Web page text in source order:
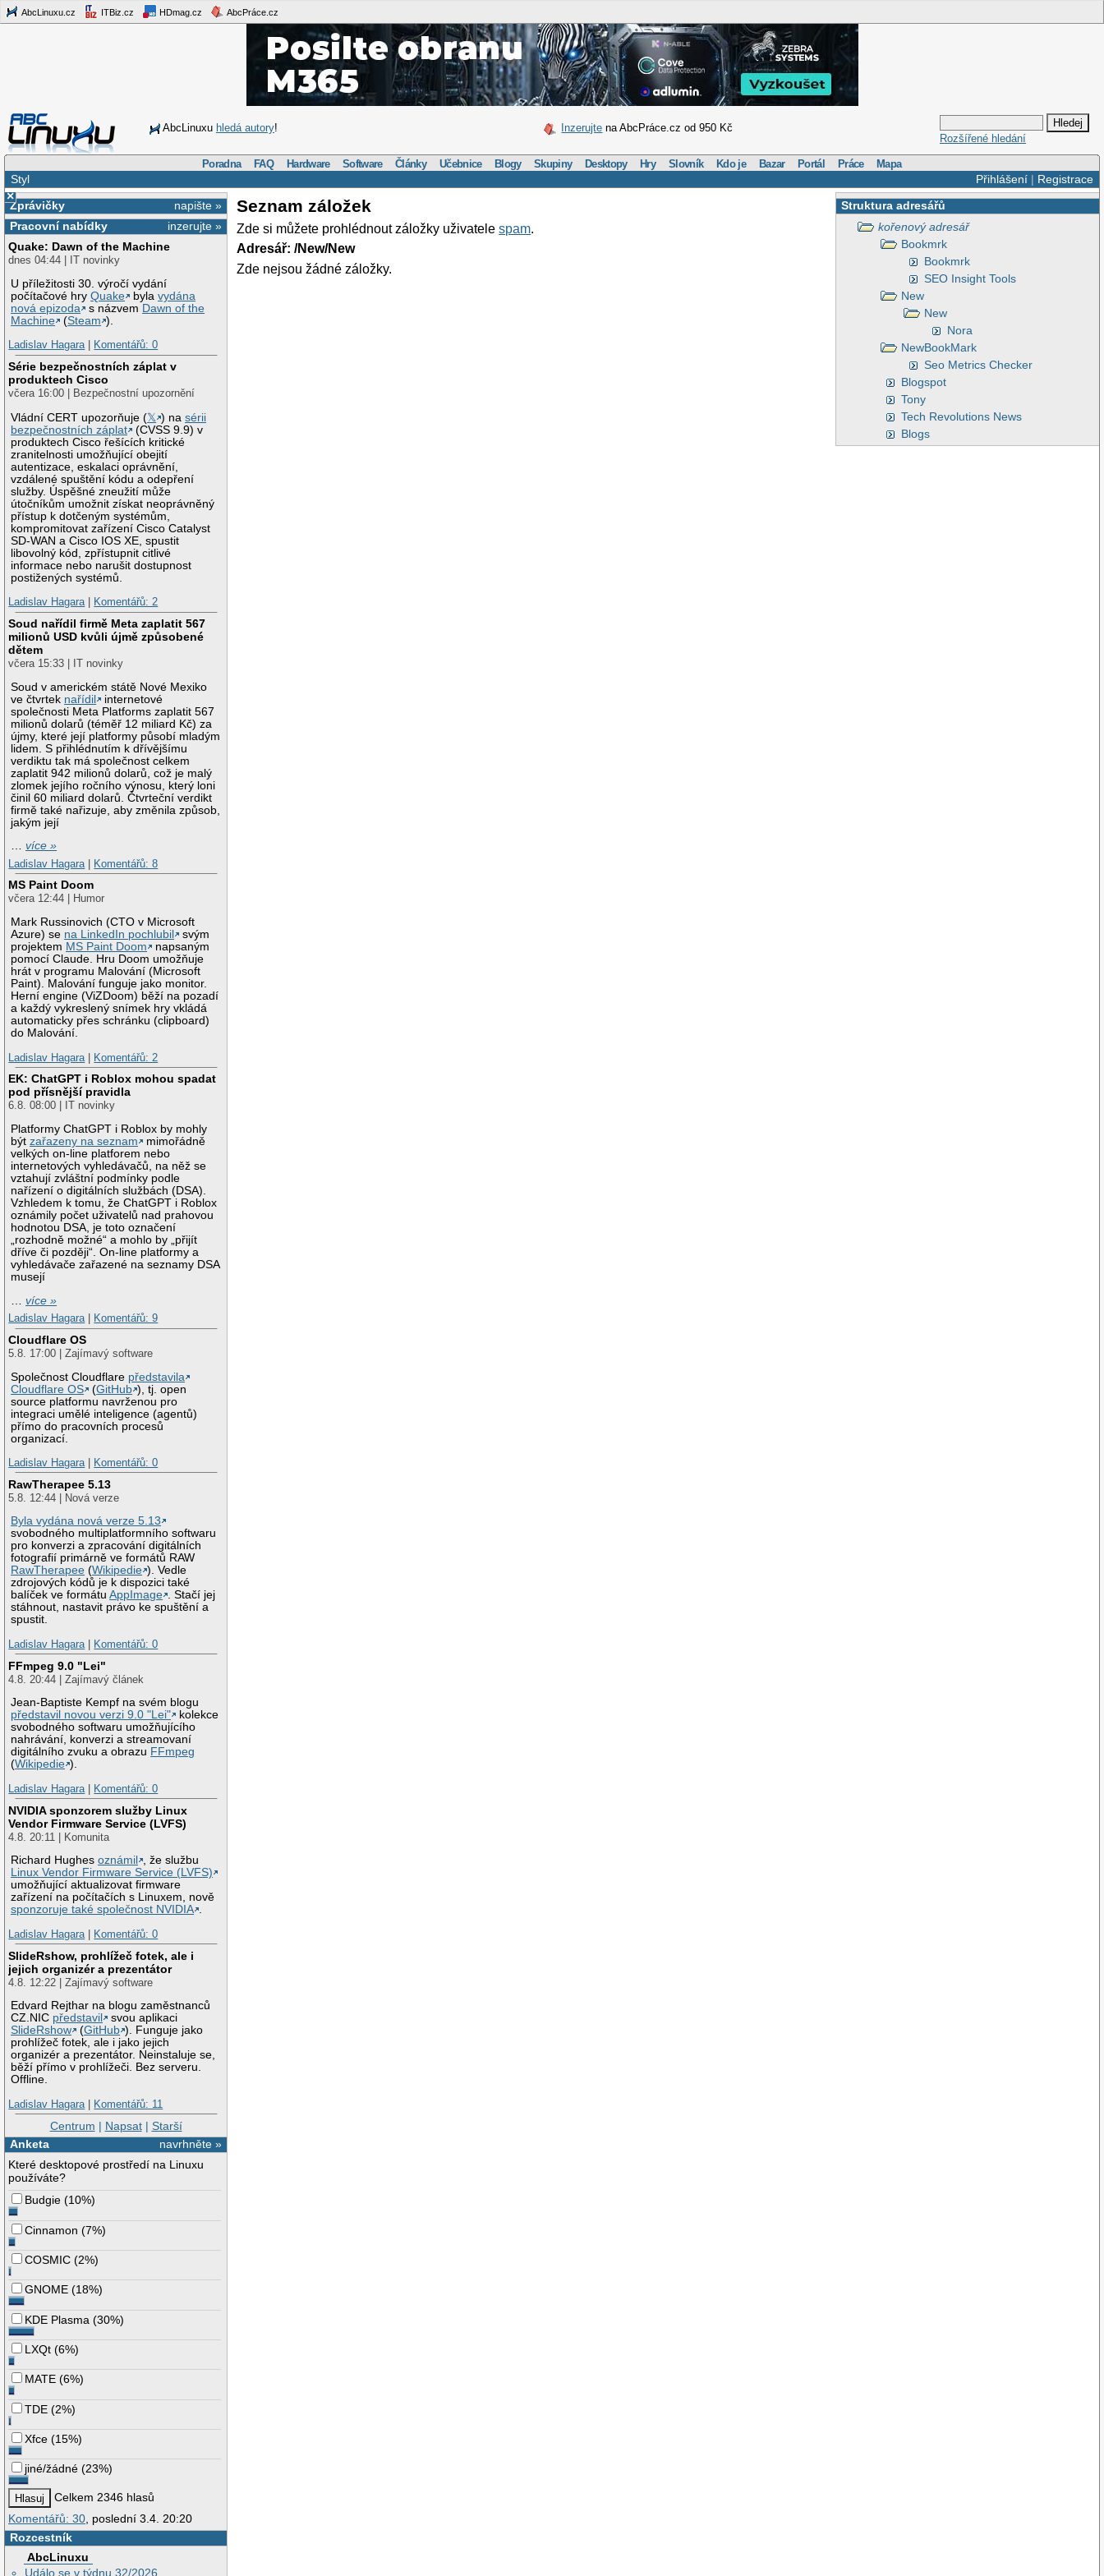
AbcLinuxu.cz ITBiz.cz HDmag.cz AbcPráce.cz
AbcLinuxu hledá autory! Inzerujte na AbcPráce.cz od 950 Kč
Rozšířené hledání
Poradna FAQ Hardware Software Články Učebnice Blogy Skupiny Desktopy Hry Slovník Kdo je Bazar Portál Práce Mapa
Přihlášení| Registrace
Styl
×
napište »
Zprávičky
inzerujte »
Pracovní nabídky
Quake: Dawn of the Machine
dnes 04:44 | IT novinky
U příležitosti 30. výročí vydání
počítačové hryQuake bylavydána
nová epizoda
s názvem Dawn of the
Machine
(Steam ).
Ladislav Hagara| Komentářů: 0
Série bezpečnostních záplat v
produktech Cisco
včera 16:00 | Bezpečnostní upozornění
Vládní CERT upozorňuje (𝕏 ) nasérii
bezpečnostních záplat
(CVSS 9.9) v
produktech Cisco řešících kritické
zranitelnosti umožňující obejití
autentizace, eskalaci oprávnění,
vzdálené spuštění kódu a odepření
služby. Úspěšné zneužití může
útočníkům umožnit získat neoprávněný
přístup k dotčeným systémům,
kompromitovat zařízení Cisco Catalyst
SD-WAN a Cisco IOS XE, spustit
libovolný kód, zpřístupnit citlivé
informace nebo narušit dostupnost
postižených systémů.
Ladislav Hagara| Komentářů: 2
Soud nařídil firmě Meta zaplatit 567
milionů USD kvůli újmě způsobené
dětem
včera 15:33 | IT novinky
Soud v americkém státě Nové Mexiko
ve čtvrtek nařídil
internetové
společnosti Meta Platforms zaplatit 567
milionů dolarů (téměř 12 miliard Kč) za
újmy, které její platformy působí mladým
lidem. S přihlédnutím k dřívějšímu
verdiktu tak má společnost celkem
zaplatit 942 milionů dolarů, což je malý
zlomek jejího ročního výnosu, který loni
činil 60 miliard dolarů. Čtvrteční verdikt
firmě také nařizuje, aby změnila způsob,
jakým její
…více »
Ladislav Hagara
Komentářů: 8
MS Paint Doom
včera 12:44 | Humor
Mark Russinovich (CTO v Microsoft
Azure) se na LinkedIn pochlubil
svým
projektem MS Paint Doom
napsaným
pomocí Claude. Hru Doom umožňuje
hrát v programu Malování (Microsoft
Paint). Malování funguje jako monitor.
Herní engine (ViZDoom) běží na pozadí
a každý vykreslený snímek hry vkládá
automaticky přes schránku (clipboard)
do Malování.
Ladislav Hagara
Komentářů: 2
EK: ChatGPT i Roblox mohou spadat
pod přísnější pravidla
6.8. 08:00 | IT novinky
Platformy ChatGPT i Roblox by mohly
býtzařazeny na seznam
mimořádně
velkých on-line platforem nebo
internetových vyhledávačů, na něž se
vztahují zvláštní podmínky podle
nařízení o digitálních službách (DSA).
Vzhledem k tomu, že ChatGPT i Roblox
oznámily počet uživatelů nad prahovou
hodnotou DSA, je toto označení
„rozhodně možné“ a mohlo by „přijít
dříve či později“. On-line platformy a
vyhledávače zařazené na seznamy DSA
musejí
…více »
Ladislav Hagara| Komentářů: 9
Cloudflare OS
5.8. 17:00 | Zajímavý software
Společnost Cloudflare představila
Cloudflare OS
(GitHub ), tj. open
source platformu navrženou pro
integraci umělé inteligence (agentů)
přímo do pracovních procesů
organizací.
Ladislav Hagara| Komentářů: 0
RawTherapee 5.13
5.8. 12:44 | Nová verze
Byla vydána nová verze 5.13
svobodného multiplatformního softwaru
pro konverzi a zpracování digitálních
fotografií primárně ve formátů RAW
RawTherapee (Wikipedie ). Vedle
zdrojových kódů je k dispozici také
balíček ve formátuAppImage . Stačí jej
stáhnout, nastavit právo ke spuštění a
spustit.
Ladislav Hagara| Komentářů: 0
FFmpeg 9.0 "Lei"
4.8. 20:44 | Zajímavý článek
Jean-Baptiste Kempf na svém blogu
představil novou verzi 9.0 "Lei"
kolekce
svobodného softwaru umožňujícího
nahrávání, konverzi a streamovaní
digitálního zvuku a obrazu FFmpeg
(Wikipedie ).
Ladislav Hagara| Komentářů: 0
NVIDIA sponzorem služby Linux
Vendor Firmware Service (LVFS)
4.8. 20:11 | Komunita
Richard Hughesoznámil
, že službu
Linux Vendor Firmware Service (LVFS)
umožňující aktualizovat firmware
zařízení na počítačích s Linuxem, nově
sponzoruje také společnost NVIDIA .
Ladislav Hagara| Komentářů: 0
SlideRshow, prohlížeč fotek, ale i
jejich organizér a prezentátor
4.8. 12:22 | Zajímavý software
Edvard Rejthar na blogu zaměstnanců
CZ.NIC představil
svou aplikaci
SlideRshow
(GitHub ). Funguje jako
prohlížeč fotek, ale i jako jejich
organizér a prezentátor. Neinstaluje se,
běží přímo v prohlížeči. Bez serveru.
Offline.
Ladislav Hagara| Komentářů: 11
Centrum | Napsat| Starší
navrhněte »
Anketa
Které desktopové prostředí na Linuxu
používáte?
Budgie (10%)
Cinnamon (7%)
COSMIC (2%)
GNOME (18%)
KDE Plasma (30%)
LXQt (6%)
MATE (6%)
TDE (2%)
Xfce (15%)
jiné/žádné (23%)
Celkem 2346 hlasů
Komentářů: 30 , poslední 3.4. 20:20
Rozcestník
AbcLinuxu
Událo se v týdnu 32/2026
Struktura adresářů
kořenový adresář
Bookmrk
Bookmrk
SEO Insight Tools
New
New
Nora
NewBookMark
Seo Metrics Checker
Blogspot
Tony
Tech Revolutions News
Blogs
Seznam záložek
Zde si můžete prohlédnout záložky uživatelespam.
Adresář: /New/New
Zde nejsou žádné záložky.